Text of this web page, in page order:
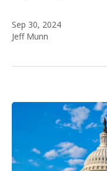
Sep 30, 2024
Jeff Munn